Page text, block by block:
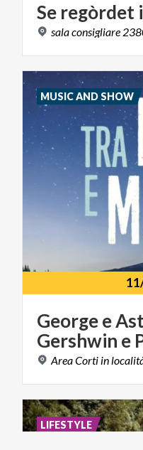
Se regòrdet i
salaconsigliare
Georgee
Gershwin e
AreaCorti in
MUSIC AND SHOW
LIFESTYLE